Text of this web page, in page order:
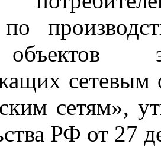
сетям»,
РФ от 27